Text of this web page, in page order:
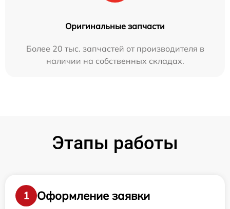
Оригинальные запчасти
Более 20 тыс. запчастей от производителя в
наличии на собственных складах.
Этапы работы
1
Оформление заявки